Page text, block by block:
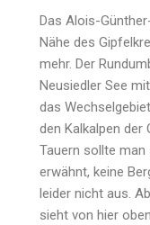
Das Alois-
Nähe des
mehr. Der
Neusiedler See
das
den Kalkalpen der
Tauern sollte man
erwähnt, keine
leider nicht aus.
sieht von hier